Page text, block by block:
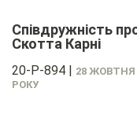
Співдружність
Скотта Карні
20-P-894 | 28 ЖОВТНЯ
РОКУ